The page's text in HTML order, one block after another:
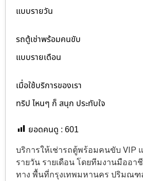
แบบรายวัน
รถตู้เช่าพร้อมคนขับ
แบบรายเดือน
เมื่อใช้บริการของเรา
ทริป ไหนๆ ก็ สนุก ประทับใจ
ยอดคนดู : 601
บริการให้เช่ารถตู้พร้อมคนขับ VIP
รายวัน รายเดือน โดยทีมงานมืออา
ทาง พื้นที่กรุงเทพมหานคร ปริมณฑ